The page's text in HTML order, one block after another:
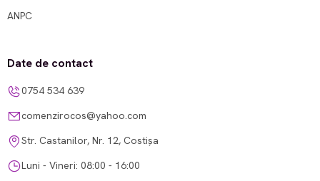
ANPC
Date de contact
0754 534 639
comenzirocos@yahoo.com
Str. Castanilor, Nr. 12, Costișa
Luni - Vineri: 08:00 - 16:00